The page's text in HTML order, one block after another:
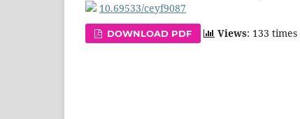
10.69533/ceyf9087
DOWNLOAD PDF Views: 133